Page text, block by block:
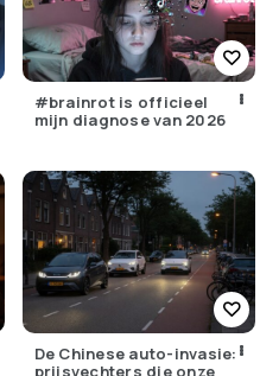
#brainrot is officieel
mijn diagnose van 2026
De Chinese auto-invasie:
prijsvechters die onze